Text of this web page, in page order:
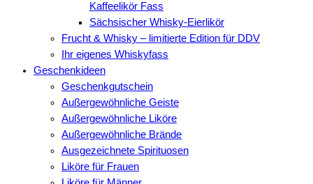
Kaffeelikör Fass
Sächsischer Whisky-Eierlikör
Frucht & Whisky – limitierte Edition für DDV
Ihr eigenes Whiskyfass
Geschenkideen
Geschenkgutschein
Außergewöhnliche Geiste
Außergewöhnliche Liköre
Außergewöhnliche Brände
Ausgezeichnete Spirituosen
Liköre für Frauen